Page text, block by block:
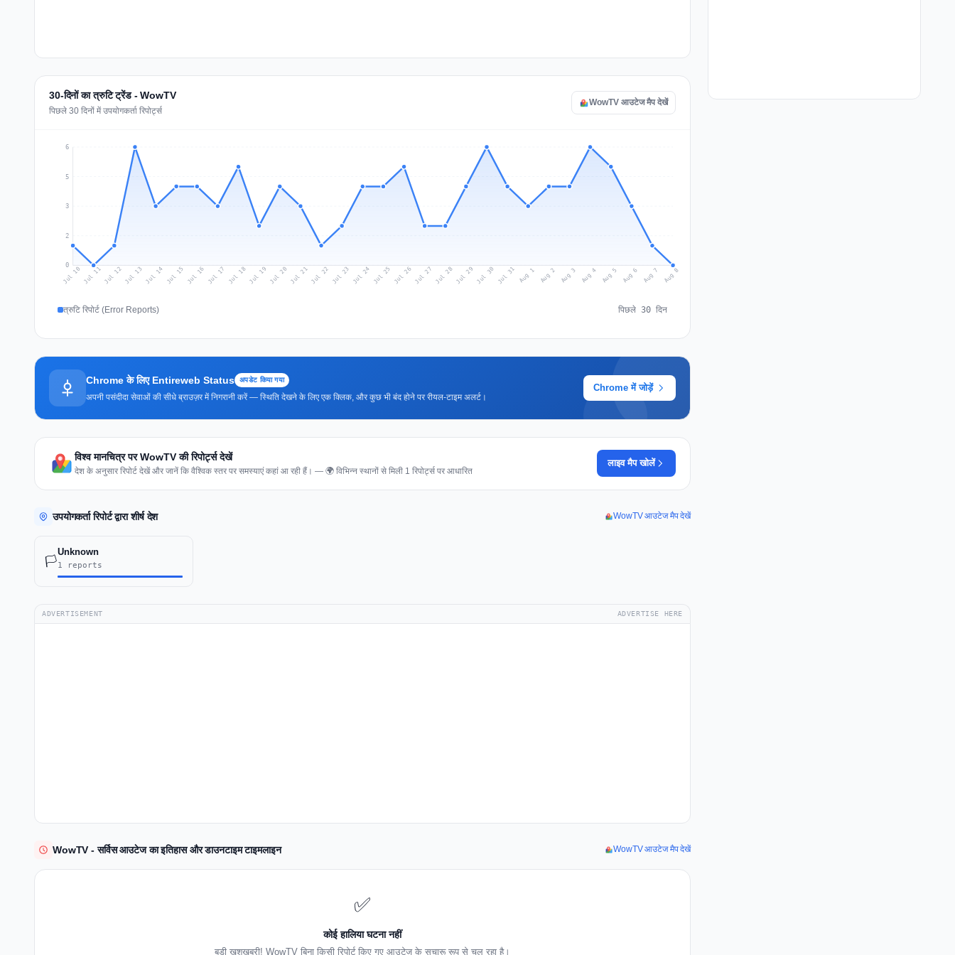
30-दिनों का त्रुटि ट्रेंड - WowTV
पिछले 30 दिनों में उपयोगकर्ता रिपोर्ट्स
WowTV आउटेज मैप देखें
0
2
3
5
6
Jul 10 Jul 11Jul 12Jul 13 Jul 14 Jul 15 Jul 16 Jul 17 Jul 18Jul 19 Jul 20 Jul 21Jul 22 Jul 23 Jul 24 Jul 25 Jul 26Jul 27 Jul 28Jul 29 Jul 30 Jul 31 Aug 1 Aug 2 Aug 3 Aug 4 Aug 5 Aug 6 Aug 7 Aug 8
त्रुटि रिपोर्ट (Error Reports) पिछले 30 दिन
Chrome के लिए Entireweb Status अपडेट किया गया
अपनी पसंदीदा सेवाओं की सीधे ब्राउज़र में निगरानी करें — स्थिति देखने के लिए एक क्लिक, और कुछ भी बंद होने पर रीयल-टाइम अलर्ट।
Chrome में जोड़ें
विश्व मानचित्र पर WowTV की रिपोर्ट्स देखें
देश के अनुसार रिपोर्ट देखें और जानें कि वैश्विक स्तर पर समस्याएं कहां आ रही हैं। — 🌍 विभिन्न स्थानों से मिली 1 रिपोर्ट्स पर आधारित
लाइव मैप खोलें
उपयोगकर्ता रिपोर्ट द्वारा शीर्ष देश WowTV आउटेज मैप देखें
🏳️
Unknown
1 reports
ADVERTISEMENT ADVERTISE HERE
WowTV - सर्विस आउटेज का इतिहास और डाउनटाइम टाइमलाइन WowTV आउटेज मैप देखें
✅
कोई हालिया घटना नहीं
बड़ी खुशखबरी! WowTV बिना किसी रिपोर्ट किए गए आउटेज के सुचारू रूप से चल रहा है।